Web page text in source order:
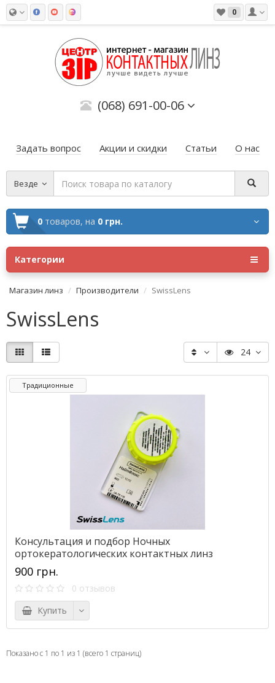
0
(068) 691-00-06
Задать вопрос Акции и скидки Статьи О нас
Везде
0 товаров, на 0 грн.
Категории
Магазин линз Производители SwissLens
SwissLens
24
Традиционные
Консультация и подбор Ночных
ортокератологических контактных линз
900 грн.
0 отзывов
Купить
Показано с 1 по 1 из 1 (всего 1 страниц)